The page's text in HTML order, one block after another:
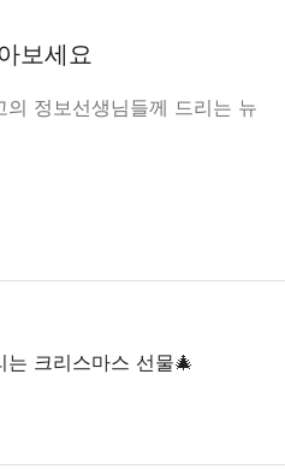
보세요
정보선생님들께 드리는 뉴
께 드리는 크리스마스 선물🎄